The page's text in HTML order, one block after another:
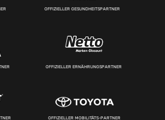
OFFIZIELLER GESUNDHEITSPARTNER
OFFIZIELLER ERNÄHRUNGSPARTNER
OFFIZIELLER MOBILITÄTS-PARTNER